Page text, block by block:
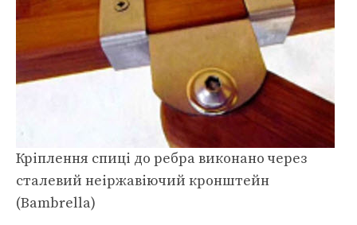
Кріплення спиці до ребра виконано через
сталевий неіржавіючий кронштейн
(Bambrella)